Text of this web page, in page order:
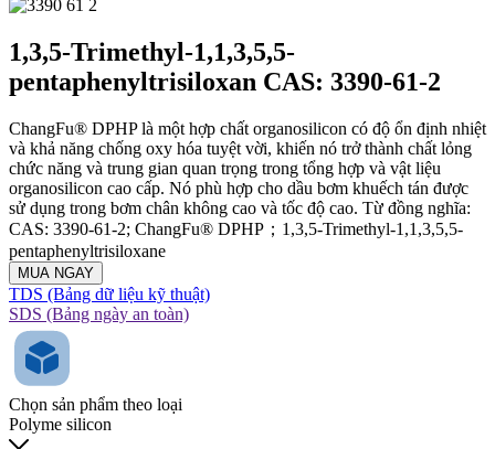
1,3,5-Trimethyl-1,1,3,5,5-
pentaphenyltrisiloxan CAS: 3390-61-2
ChangFu® DPHP là một hợp chất organosilicon có độ ổn định nhiệt
và khả năng chống oxy hóa tuyệt vời, khiến nó trở thành chất lỏng
chức năng và trung gian quan trọng trong tổng hợp và vật liệu
organosilicon cao cấp. Nó phù hợp cho dầu bơm khuếch tán được
sử dụng trong bơm chân không cao và tốc độ cao. Từ đồng nghĩa:
CAS: 3390-61-2; ChangFu® DPHP；1,3,5-Trimethyl-1,1,3,5,5-
pentaphenyltrisiloxane
MUA NGAY
TDS (Bảng dữ liệu kỹ thuật)
SDS (Bảng ngày an toàn)
Chọn sản phẩm theo loại
Polyme silicon